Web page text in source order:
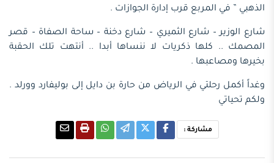
الذهبي ” في المربع قرب إدارة الجوازات .
شارع الوزير – شارع الثميري – شارع دخنة – ساحة الصفاة – قصر
المصمك .. كلها ذكريات لا ننساها أبدا .. أنتهت تلك الحقبة
بخيرها ومصاعبها .
وغداً أكمل رحلتي في الرياض من حارة بن دايل إلى بوليفارد وورلد .
ولكم تحياتي
مشاركة :